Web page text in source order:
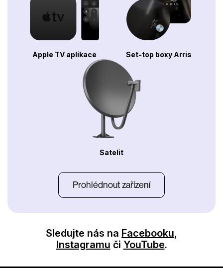
Apple TV aplikace Set-top boxy Arris
Satelit
Prohlédnout zařízení
Sledujte nás na Facebooku,
Instagramu či YouTube.